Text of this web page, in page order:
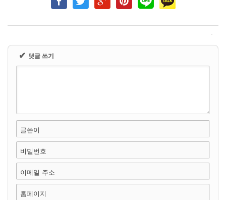
✔ 댓글 쓰기
글쓴이
비밀번호
이메일 주소
홈페이지